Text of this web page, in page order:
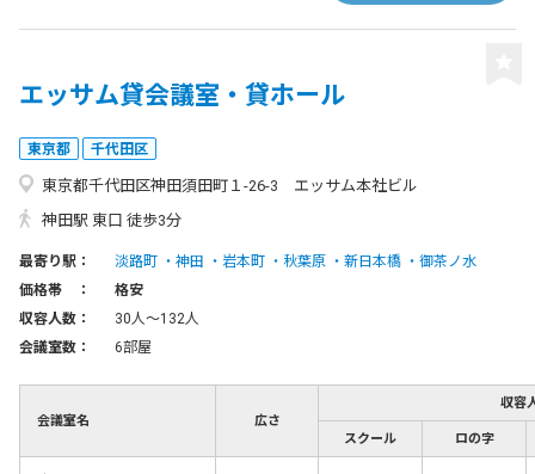
エッサム貸会議室・貸ホール
東京都 千代田区
東京都千代田区神田須田町１-26-3 エッサム本社ビル
神田駅 東口 徒歩3分
最寄り駅： 淡路町 神田 岩本町 秋葉原 新日本橋
御茶ノ水
価格帯 ：
格安
収容人数：
30人〜132人
会議室数：
6部屋
会議室名 広さ
収容
スクール ロの字